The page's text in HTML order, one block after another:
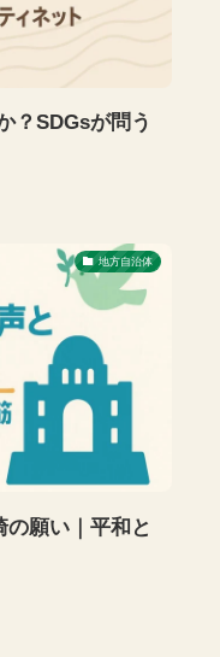
？SDGsが問う
地方自治体
願い｜平和と